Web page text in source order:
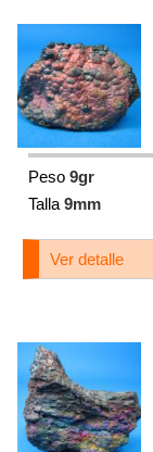
Peso 9gr
Talla 9mm
Ver detalle